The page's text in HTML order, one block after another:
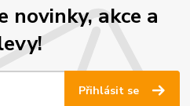
novinky, akce a
Přihlásit se